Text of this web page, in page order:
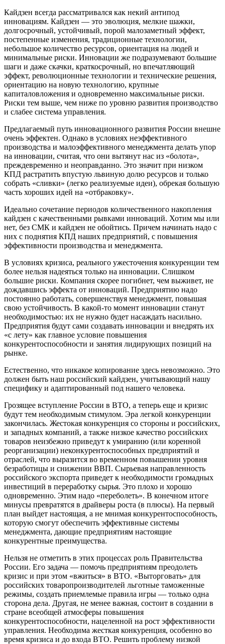
Кайдзен всегда рассматривался как некий антипод
инновациям. Кайдзен — это эволюция, мелкие шажки,
долгосрочный, устойчивый, порой малозаметный эффект,
постепенные изменения, традиционные технологии,
небольшое количество ресурсов, ориентация на людей и
минимальные риски. Инновации же подразумевают большие
шаги и даже скачки, краткосрочный, но впечатляющий
эффект, революционные технологии и технические решения,
ориентацию на новую технологию, крупные
капиталовложения и одновременно максимальные риски.
Риски тем выше, чем ниже по уровню развития производство
и слабее система управления.
Предлагаемый путь инновационного развития России внешне
очень эффектен. Однако в условиях неэффективного
производства и малоэффективного менеджмента делать упор
на инновации, считая, что они вытянут нас из «болота»,
преждевременно и неоправданно. Это значит при низком
КПД растратить впустую львиную долю ресурсов и только
собрать «сливки» (легко реализуемые идеи), обрекая большую
часть хороших идей на «отбраковку».
Идеально сочетание периодов количественного накопления
кайдзен с качественными рывками инноваций. Хотим мы или
нет, без СМК и кайдзен не обойтись. Причем начинать надо с
них с поднятия КПД наших предприятий, с повышения
эффективности производства и менеджмента.
В условиях кризиса, реального ужесточения конкуренции тем
более нельзя надеяться только на инновации. Слишком
большие риски. Компания скорее погибнет, чем выживет, не
дождавшись эффекта от инноваций. Предприятию надо
постоянно работать, совершенствуя менеджмент, повышая
свою устойчивость. В какой-то момент инновации станут
необходимостью: их не нужно будет насаждать насильно.
Предприятия будут сами создавать инновации и внедрять их
«с лету» как главное условие повышения
конкурентоспособности и занятия лидирующих позиций на
рынке.
Естественно, что никакое копирование здесь невозможно. Это
должен быть наш российский кайдзен, учитывающий нашу
специфику и адаптированный под нашего человека.
Грозящее вступление России в ВТО, а теперь еще и кризис
будут тем необходимым стимулом. Эра легкой конкуренции
закончилась. Жестокая конкуренция со стороны и российских,
и западных компаний, а также низкое качество российских
товаров неизбежно приведут к умиранию (или коренной
реорганизации) неконкурентоспособных предприятий и
отраслей, что выразится во временном повышении уровня
безработицы и снижении ВВП. Сырьевая направленность
российского экспорта приведет к необходимости громадных
инвестиций в переработку сырья. Это плохо и хорошо
одновременно. Этим надо «переболеть». В конечном итоге
минусы превратятся в драйверы роста (в плюсы). На первый
план выйдет настоящая, а не мнимая конкурентоспособность,
которую смогут обеспечить эффективные системы
менеджмента, дающие предприятиям настоящие
конкурентные преимущества.
Нельзя не отметить в этих процессах роль Правительства
России. Его задача — помочь предприятиям преодолеть
кризис и при этом «вжиться» в ВТО. «Выторговать» для
российских товаропроизводителей льготные таможенные
режимы, создать приемлемые правила игры — только одна
сторона дела. Другая, не менее важная, состоит в создании в
стране всеобщей атмосферы повышения
конкурентоспособности, нацеленной на рост эффективности
управления. Необходима жесткая конкуренция, особенно во
время кризиса и до входа ВТО. Решить проблему низкой